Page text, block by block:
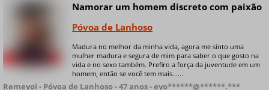
Namorar um homem discreto com paixão
Póvoa de Lanhoso
Madura no melhor da minha vida, agora me sinto uma
mulher madura e segura de mim para saber o que gosto na
vida e no sexo também. Prefiro a força da juventude em um
homem, então se você tem mais......
Remeyoi - Póvoa de Lanhoso - 47 anos - eyo******@******.***